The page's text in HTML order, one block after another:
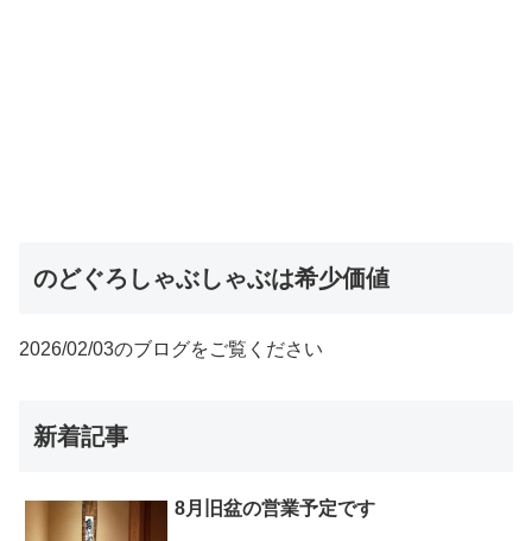
のどぐろしゃぶしゃぶは希少価値
2026/02/03のブログをご覧ください
新着記事
8月旧盆の営業予定です